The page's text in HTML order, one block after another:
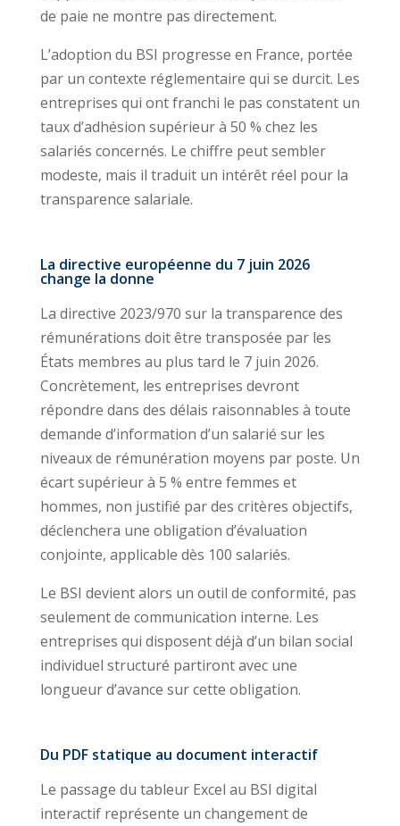
de paie ne montre pas directement.
L’adoption du BSI progresse en France, portée
par un contexte réglementaire qui se durcit. Les
entreprises qui ont franchi le pas constatent un
taux d’adhésion supérieur à 50 % chez les
salariés concernés. Le chiffre peut sembler
modeste, mais il traduit un intérêt réel pour la
transparence salariale.
La directive européenne du 7 juin 2026
change la donne
La directive 2023/970 sur la transparence des
rémunérations doit être transposée par les
États membres au plus tard le 7 juin 2026.
Concrètement, les entreprises devront
répondre dans des délais raisonnables à toute
demande d’information d’un salarié sur les
niveaux de rémunération moyens par poste. Un
écart supérieur à 5 % entre femmes et
hommes, non justifié par des critères objectifs,
déclenchera une obligation d’évaluation
conjointe, applicable dès 100 salariés.
Le BSI devient alors un outil de conformité, pas
seulement de communication interne. Les
entreprises qui disposent déjà d’un bilan social
individuel structuré partiront avec une
longueur d’avance sur cette obligation.
Du PDF statique au document interactif
Le passage du tableur Excel au BSI digital
interactif représente un changement de